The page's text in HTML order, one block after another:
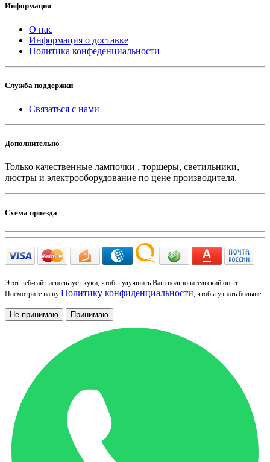
Информация
О нас
Информация о доставке
Политика конфеденциальности
Служба поддержки
Связаться с нами
Дополнительно
Только качественные лампочки , торшеры, светильники,
люстры и электрооборудование по цене производителя.
Схема проезда
Этот веб-сайт использует куки, чтобы улучшить Ваш пользовательский опыт.
Посмотрите нашу Политику конфиденциальности, чтобы узнать больше.
Не принимаю Принимаю